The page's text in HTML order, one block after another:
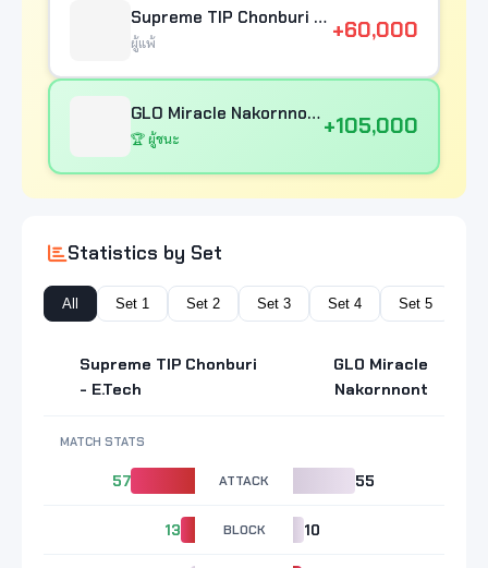
Supreme TIP Chonburi - E.Tech
ผู้แพ้ +60,000
GLO Miracle Nakornnont
🏆 ผู้ชนะ +105,000
Statistics by Set
All Set 1 Set 2 Set 3 Set 4 Set 5
Supreme TIP Chonburi
- E.Tech
GLO Miracle
Nakornnont
MATCH STATS
57 ATTACK 55
13 BLOCK 10